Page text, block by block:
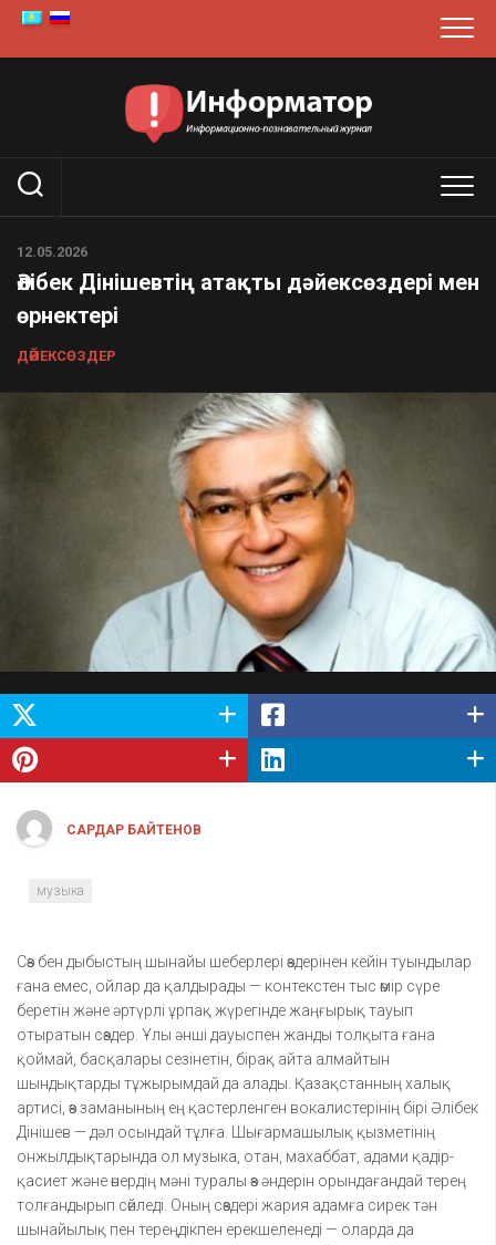
Skip
content
12.05.2026
Әлібек Дінішевтің атақты дәйексөздері мен
өрнектері
ДӘЙЕКСӨЗДЕР
САРДАР БАЙТЕНОВ
музыка
Сөз бен дыбыстың шынайы шеберлері өздерінен кейін туындылар
ғана емес, ойлар да қалдырады — контекстен тыс өмір сүре
беретін және әртүрлі ұрпақ жүрегінде жаңғырық тауып
отыратын сөздер. Ұлы әнші дауыспен жанды толқыта ғана
қоймай, басқалары сезінетін, бірақ айта алмайтын
шындықтарды тұжырымдай да алады. Қазақстанның халық
артисі, өз заманының ең қастерленген вокалистерінің бірі Әлібек
Дінішев — дәл осындай тұлға. Шығармашылық қызметінің
онжылдықтарында ол музыка, отан, махаббат, адами қадір-
қасиет және өнердің мәні туралы өз әндерін орындағандай терең
толғандырып сөйледі. Оның сөздері жария адамға сирек тән
шынайылық пен тереңдікпен ерекшеленеді — оларда да